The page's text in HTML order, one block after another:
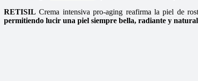
RETISIL Crema intensiva pro-aging reafirma la piel de
permitiendo lucir una piel siempre bella, radiante y